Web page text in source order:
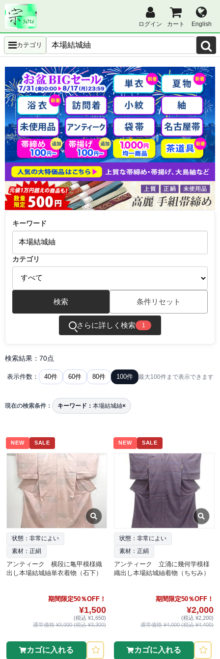
ログイン カート English
カテゴリ
キーワード
カテゴリ
検索 条件リセット
さらに詳しく検索 1
検索結果：70点
表示件数： 40件 60件 80件 100件 最大100件まで表示できます
現在の検索条件： キーワード： 本場結城紬×
NEW SALE
状態：非常によい
素材：正絹
アンティーク 横段に亀甲模様織
出し本場結城紬単衣着物（石下）
期間限定50％OFF！
¥1,500
(税込 ¥1,650)
通常価格 ¥3,000 (税込 ¥3,300)
カゴに入れる
NEW SALE
状態：非常によい
素材：正絹
アンティーク 立涌に幾何学模様
織出し本場結城紬着物（ちぢみ）
期間限定50％OFF！
¥2,000
(税込 ¥2,200)
通常価格 ¥4,000 (税込 ¥4,400)
カゴに入れる